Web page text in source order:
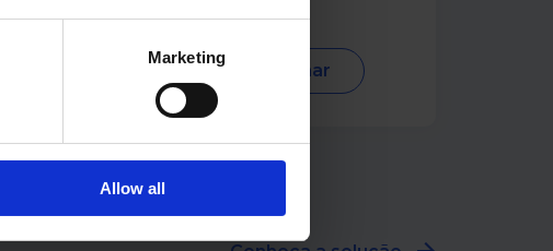
Marketing
Allow all
Assista ao webinar